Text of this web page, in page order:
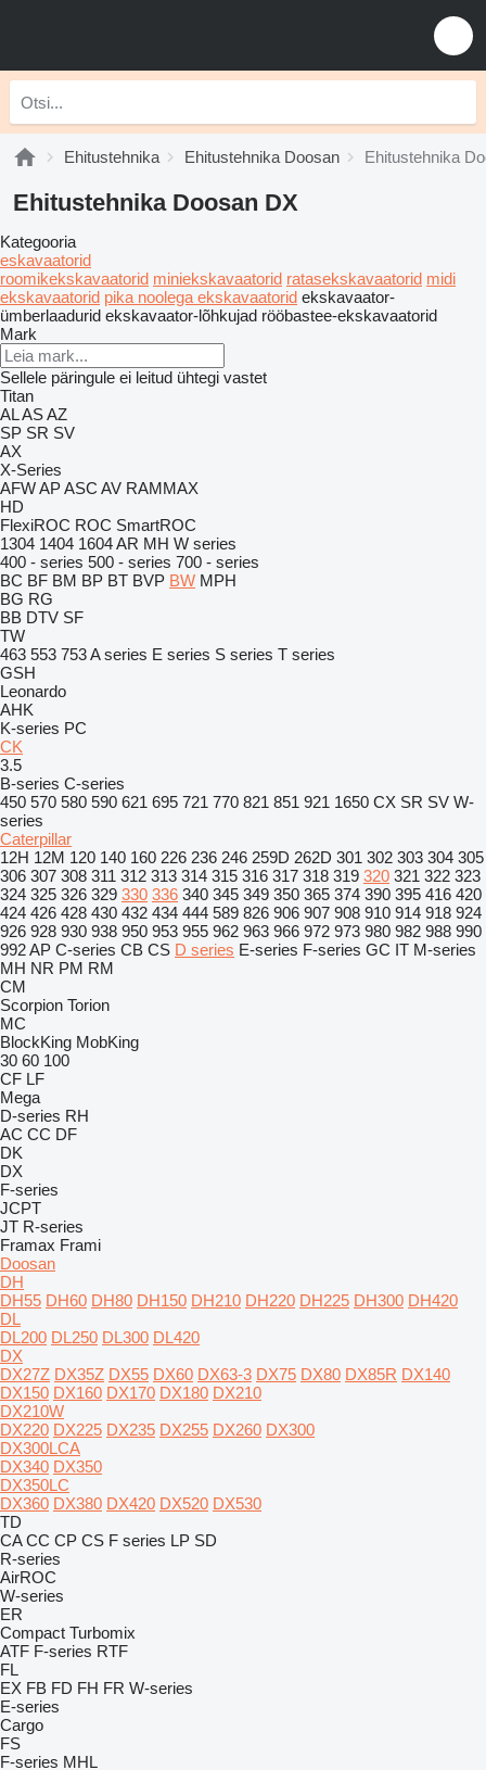
Ehitustehnika Ehitustehnika Doosan Ehitustehnika
Ehitustehnika Doosan DX
Kategooria
eskavaatorid
roomikekskavaatorid miniekskavaatorid ratasekskavaatorid midi
ekskavaatorid pika noolega ekskavaatorid ekskavaator-
ümberlaadurid ekskavaator-lõhkujad rööbastee-ekskavaatorid
Mark
Sellele päringule ei leitud ühtegi vastet
Titan
ALASAZ
SP SR SV
AX
X-Series
AFWAPASC AV RAMMAX
HD
FlexiROC ROC SmartROC
1304 1404 1604AR MH W series
400 - series 500 - series 700 - series
BC BF BM BP BT BVP BW MPH
BG RG
BB DTV SF
TW
463 553 753A series E series S series T series
GSH
Leonardo
AHK
K-series PC
CK
3.5
B-series C-series
450 570 580 590 621 695 721 770 821 851 921 1650 CX SR SV W-
series
Caterpillar
12H 12M 120 140 160 226 236 246 259D 262D 301 302 303 304 305
306 307 308 311 312 313 314 315 316 317 318 319 320 321 322 323
324 325 326 329 330 336 340 345 349 350 365 374 390 395 416 420
424 426 428 430 432 434 444 589 826 906 907 908 910 914 918 924
926 928 930 938 950 953 955 962 963 966 972 973 980 982 988 990
992AP C-series CB CS D series E-series F-series GC IT M-series
MH NR PM RM
CM
Scorpion Torion
MC
BlockKing MobKing
30 60 100
CF LF
Mega
D-series RH
AC CC DF
DK
DX
F-series
JCPT
JT R-series
Framax Frami
Doosan
DH
DH55 DH60 DH80 DH150 DH210 DH220 DH225 DH300 DH420
DL
DL200 DL250 DL300 DL420
DX
DX27Z DX35Z DX55 DX60 DX63-3 DX75 DX80 DX85R DX140
DX150 DX160 DX170 DX180 DX210
DX210W
DX220 DX225 DX235 DX255 DX260 DX300
DX300LCA
DX340 DX350
DX350LC
DX360 DX380 DX420 DX520 DX530
TD
CA CC CP CS F series LP SD
R-series
AirROC
W-series
ER
Compact Turbomix
ATF F-series RTF
FL
EX FB FD FH FR W-series
E-series
Cargo
FS
F-series MHL